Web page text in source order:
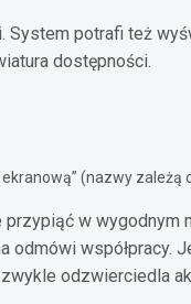
System potrafi też
dostępności.
(nazwy zależą
w wygodnym
współpracy.
odzwierciedla